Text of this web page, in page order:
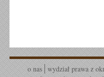
o nas wydział prawa z